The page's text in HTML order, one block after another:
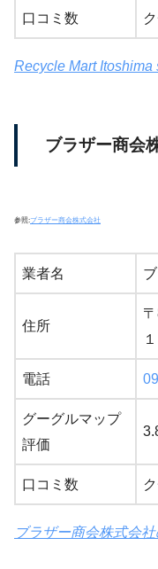
口コミ数
Recycle Mart
ブラザー商会
参照:ブラザー商会株式会社
業者名
住所
電話
グーグルマップ
評価
口コミ数
ブラザー商会株式会